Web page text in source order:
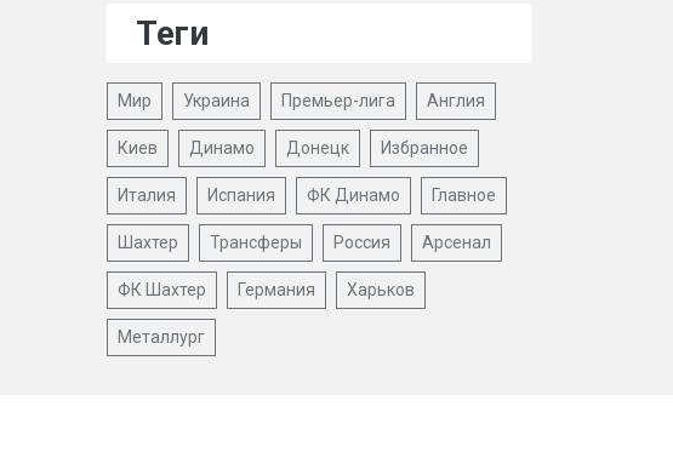
Теги
Мир Украина Премьер-лига Англия
Киев Динамо Донецк Избранное
Италия Испания ФК Динамо Главное
Шахтер Трансферы Россия Арсенал
ФК Шахтер Германия Харьков
Металлург